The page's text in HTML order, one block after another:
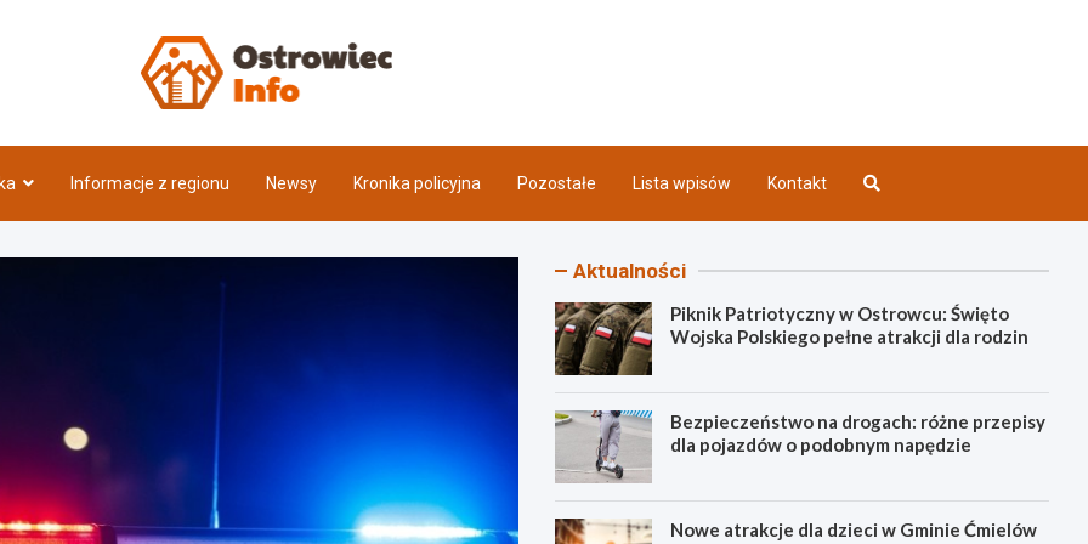
Informacje z regionu Newsy Kronika policyjna Pozostałe Lista wpisów Kontakt
Aktualności
Piknik Patriotyczny w Ostrowcu: Święto
Wojska Polskiego pełne atrakcji dla rodzin
Bezpieczeństwo na drogach: różne przepisy
dla pojazdów o podobnym napędzie
Nowe atrakcje dla dzieci w Gminie Ćmielów